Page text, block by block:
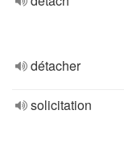
détacher
solicitation